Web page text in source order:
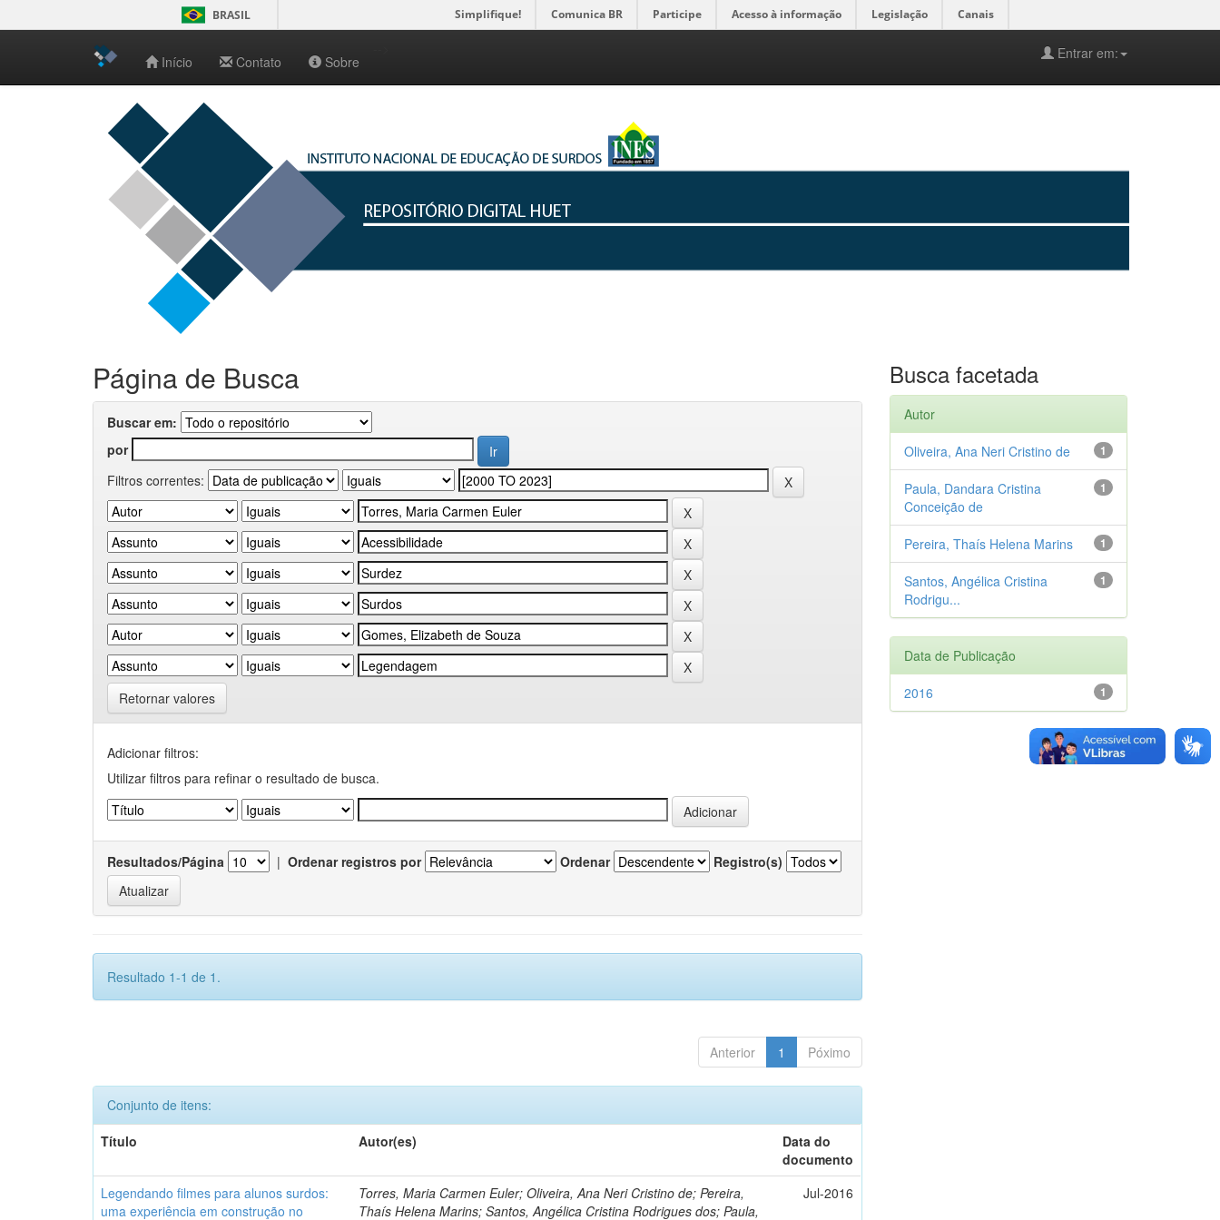
navigation
BRASIL Simplifique! Comunica BR Participe Acesso à informação Legislação Canais
Início Contato Sobre Entrar em:
Página de Busca
Buscar em:
por
Filtros correntes:
Retornar valores
Adicionar filtros:
Utilizar filtros para refinar o resultado de busca.
Resultados/Página | Ordenar registros por Ordenar Registro(s)
Resultado 1-1 de 1.
Anterior 1 Póximo
Conjunto de itens:
Título
Autor(es)
Data do
documento
Legendando filmes para alunos surdos:
uma experiência em construção no
Torres, Maria Carmen Euler; Oliveira, Ana Neri Cristino de; Pereira,
Thaís Helena Marins; Santos, Angélica Cristina Rodrigues dos; Paula,
Jul-2016
Busca facetada
Autor
1
Oliveira, Ana Neri Cristino de
1
Paula, Dandara Cristina
Conceição de
1
Pereira, Thaís Helena Marins
1
Santos, Angélica Cristina
Rodrigu...
Data de Publicação
1
2016